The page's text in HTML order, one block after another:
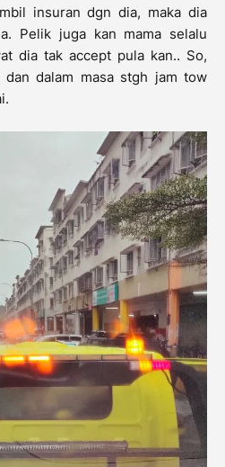
insuran dgn dia, maka dia
Pelik juga kan mama selalu
dia tak accept pula kan.. So,
dan dalam masa stgh jam tow